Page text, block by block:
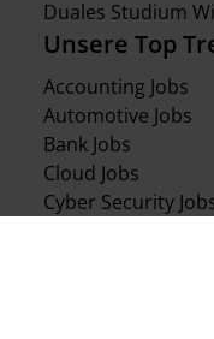
Unsere Top
Accounting Jobs
Automotive Jobs
Bank Jobs
Cloud Jobs
Cyber Security
Duales Studium